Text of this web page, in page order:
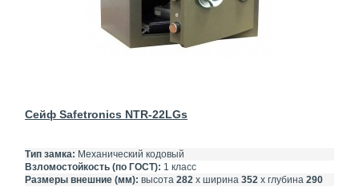
Сейф Safetronics NTR-22LGs
Тип замка: Механический кодовый
Взломостойкость (по ГОСТ): 1 класс
Размеры внешние (мм): высота 282 х ширина 352 х глубина 290